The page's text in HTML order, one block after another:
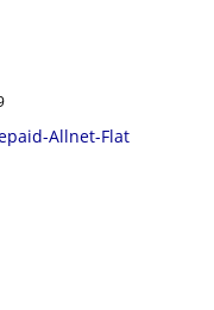
Allnet-Flat